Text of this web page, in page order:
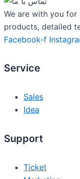
We are with you
products, detailed
Facebook-f
Service
Sales
Idea
Support
Ticket